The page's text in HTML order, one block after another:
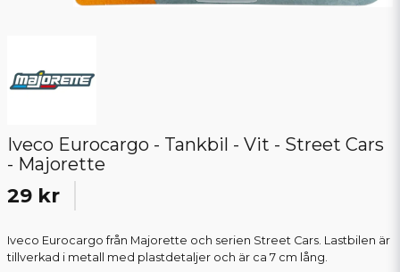
Iveco Eurocargo - Tankbil - Vit - Street Cars
- Majorette
29 kr
Iveco Eurocargo från Majorette och serien Street Cars. Lastbilen är
tillverkad i metall med plastdetaljer och är ca 7 cm lång.